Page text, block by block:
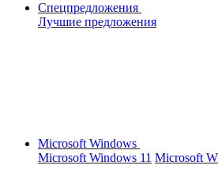
Спецпредложения
Лучшие предложения
Microsoft Windows
Microsoft Windows 11 Microsoft